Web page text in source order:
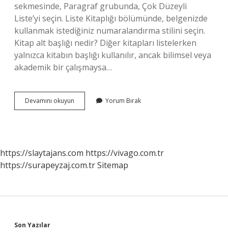
sekmesinde, Paragraf grubunda, Çok Düzeyli
Liste’yi seçin. Liste Kitaplığı bölümünde, belgenizde
kullanmak istediğiniz numaralandırma stilini seçin.
Kitap alt başlığı nedir? Diğer kitapları listelerken
yalnızca kitabın başlığı kullanılır, ancak bilimsel veya
akademik bir çalışmaysa…
Devamını okuyun
Başlık
Yorum Bırak
https://slaytajans.com https://vivago.com.tr
https://surapeyzaj.com.trSitemap
Sidebar
Son Yazılar